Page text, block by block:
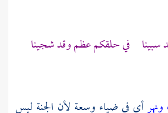
سبينا في حلقكم عظم وقد شجينا
أي في ضياء وسعة لأن الجنة ليس